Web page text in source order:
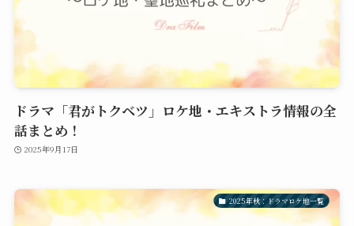
ドラマ「君がトクベツ」ロケ地・エキストラ情報の全
話まとめ！
2025年9月17日
2025年秋：ドラマロケ地一覧